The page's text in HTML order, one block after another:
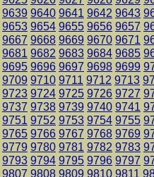
9639 9640 9641 9642 9643
9653 9654 9655 9656 9657
9667 9668 9669 9670 9671
9681 9682 9683 9684 9685
9695 9696 9697 9698 9699
9709 9710 9711 9712 9713
9723 9724 9725 9726 9727
9737 9738 9739 9740 9741
9751 9752 9753 9754 9755
9765 9766 9767 9768 9769
9779 9780 9781 9782 9783
9793 9794 9795 9796 9797
9807 9808 9809 9810 9811